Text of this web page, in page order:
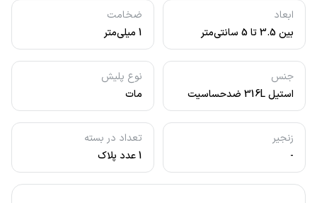
ابعاد
بین 3.5 تا 5 سانتی‌متر
ضخامت
1 میلی‌متر
جنس
استیل 316L ضدحساسیت
نوع پلیش
مات
زنجیر
-
تعداد در بسته
1 عدد پلاک